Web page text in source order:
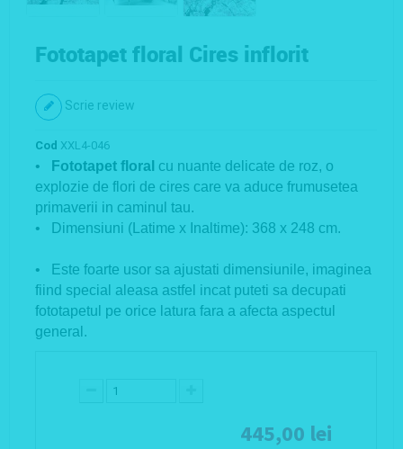
Fototapet floral Cires inflorit
Scrie review
Cod XXL4-046
• Fototapet floral cu nuante delicate de roz, o
explozie de flori de cires care va aduce frumusetea
primaverii in caminul tau.
• Dimensiuni (Latime x Inaltime): 368 x 248 cm.
• Este foarte usor sa ajustati dimensiunile, imaginea
fiind special aleasa astfel incat puteti sa decupati
fototapetul pe orice latura fara a afecta aspectul
general.
445,00 lei